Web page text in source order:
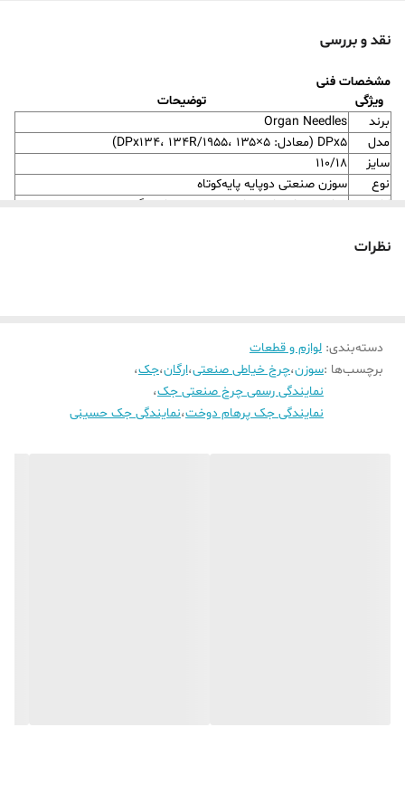
نقد و بررسی
مشخصات فنی
ویژگی
توضیحات
برند
Organ Needles
مدل
DPx5 (معادل: DPx134، 134R/1955، ۱۳۵×۵)
سایز
۱۱۰/۱۸
نوع
سوزن صنعتی دوپایه پایه‌کوتاه
کاربرد
مناسب برای پارچه‌های نیمه‌ضخیم تا سنگین
نظرات
دسته‌بندی: لوازم و قطعات
برچسب‌ها :سوزن،چرخ خیاطی صنعتی،ارگان،جک،
نمایندگی رسمی چرخ صنعتی جک،
نمایندگی جک پرهام دوخت،نمایندگی جک حسینی